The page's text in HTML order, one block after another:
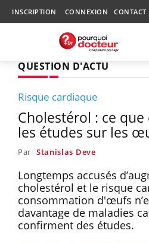
INSCRIPTION CONNEXION CONTACT
QUESTION D'ACTU
Risque cardiaque
Cholestérol : ce
les études sur les
Par Stanislas Deve
Longtemps accusés
cholestérol et le risque
consommation d'œufs
davantage de maladies
confirment des études.